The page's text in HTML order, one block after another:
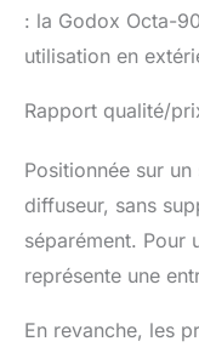
: la Godox Octa-
utilisation en
Rapport qualité/
Positionnée sur
diffuseur, sans
séparément. Pour
représente une
En revanche, les